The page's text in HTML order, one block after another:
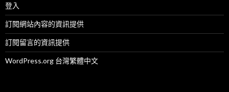
登入
訂閱網站內容的資訊提供
訂閱留言的資訊提供
WordPress.org 台灣繁體中文